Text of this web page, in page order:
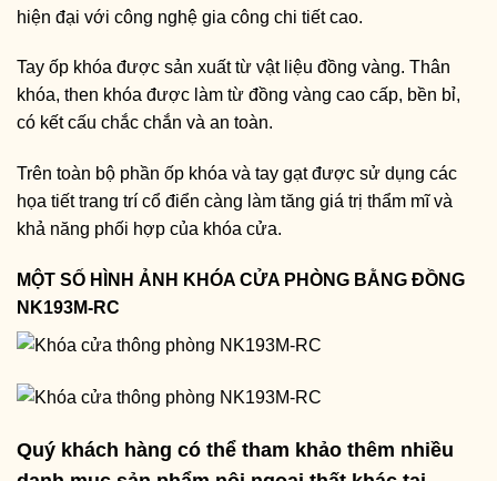
hiện đại với công nghệ gia công chi tiết cao.
Tay ốp khóa được sản xuất từ vật liệu đồng vàng. Thân
khóa, then khóa được làm từ đồng vàng cao cấp, bền bỉ,
có kết cấu chắc chắn và an toàn.
Trên toàn bộ phần ốp khóa và tay gạt được sử dụng các
họa tiết trang trí cổ điển càng làm tăng giá trị thẩm mĩ và
khả năng phối hợp của khóa cửa.
MỘT SỐ HÌNH ẢNH KHÓA CỬA PHÒNG BẰNG ĐỒNG
NK193M-RC
Quý khách hàng có thể tham khảo thêm nhiều